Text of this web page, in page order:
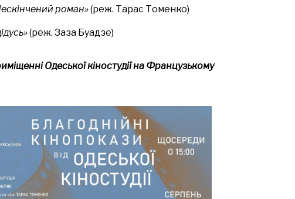
роман»(реж. Тарас Томенко)
(реж. Заза Буадзе)
Одеської кіностудії на Французькому